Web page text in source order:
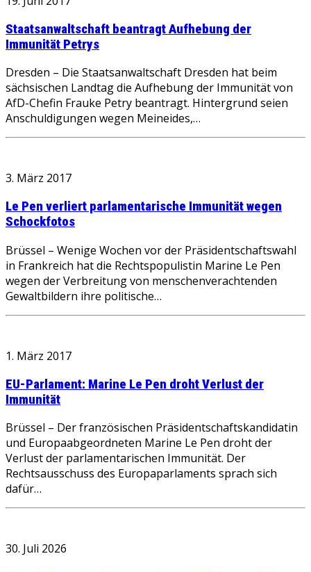
Staatsanwaltschaft beantragt Aufhebung der
Immunität Petrys
Dresden – Die Staatsanwaltschaft Dresden hat beim
sächsischen Landtag die Aufhebung der Immunität von
AfD-Chefin Frauke Petry beantragt. Hintergrund seien
Anschuldigungen wegen Meineides,…
3. März 2017
Le Pen verliert parlamentarische Immunität wegen
Schockfotos
Brüssel – Wenige Wochen vor der Präsidentschaftswahl
in Frankreich hat die Rechtspopulistin Marine Le Pen
wegen der Verbreitung von menschenverachtenden
Gewaltbildern ihre politische…
1. März 2017
EU-Parlament: Marine Le Pen droht Verlust der
Immunität
Brüssel – Der französischen Präsidentschaftskandidatin
und Europaabgeordneten Marine Le Pen droht der
Verlust der parlamentarischen Immunität. Der
Rechtsausschuss des Europaparlaments sprach sich
dafür…
30. Juli 2026